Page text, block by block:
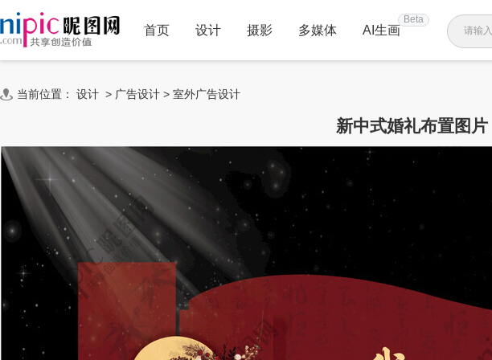
首页 设计 摄影 多媒体 AI生画
Beta
请输入
当前位置： 设计 > 广告设计 > 室外广告设计
新中式婚礼布置图片